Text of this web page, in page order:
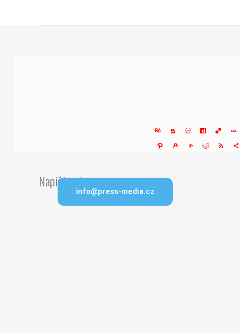
Napište nám
info@press-media.cz